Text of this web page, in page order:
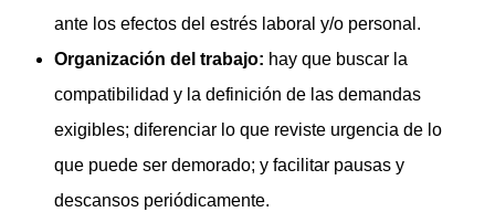
ante los efectos del estrés laboral y/o personal.
Organización del trabajo: hay que buscar la
compatibilidad y la definición de las demandas
exigibles; diferenciar lo que reviste urgencia de lo
que puede ser demorado; y facilitar pausas y
descansos periódicamente.